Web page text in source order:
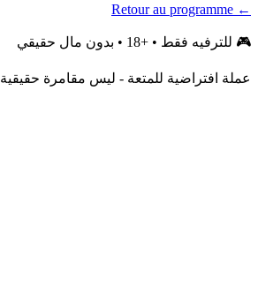
← Retour au programme
🎮 للترفيه فقط • +18 • بدون مال حقيقي
عملة افتراضية للمتعة - ليس مقامرة حقيقية